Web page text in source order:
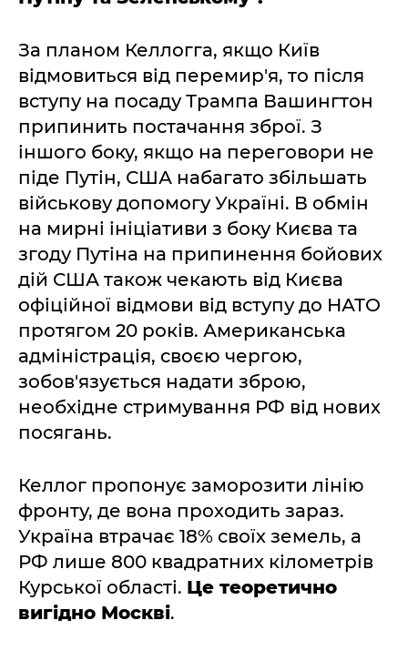
За планом Келлогга, якщо Київ
відмовиться від перемир'я, то після
вступу на посаду Трампа Вашингтон
припинить постачання зброї. З
іншого боку, якщо на переговори не
піде Путін, США набагато збільшать
військову допомогу Україні. В обмін
на мирні ініціативи з боку Києва та
згоду Путіна на припинення бойових
дій США також чекають від Києва
офіційної відмови від вступу до НАТО
протягом 20 років. Американська
адміністрація, своєю чергою,
зобов'язується надати зброю,
необхідне стримування РФ від нових
посягань.
Келлог пропонує заморозити лінію
фронту, де вона проходить зараз.
Україна втрачає 18% своїх земель, а
РФ лише 800 квадратних кілометрів
Курської області. Це теоретично
вигідно Москві.